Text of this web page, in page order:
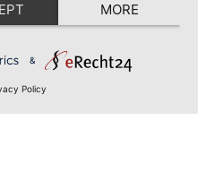
MORE
&
Policy